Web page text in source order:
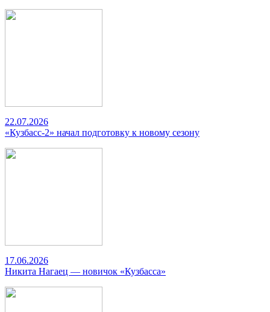
22.07.2026
«Кузбасс-2» начал подготовку к новому сезону
17.06.2026
Никита Нагаец — новичок «Кузбасса»